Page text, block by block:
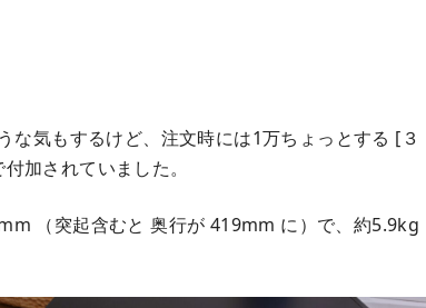
な気もするけど、注文時には1万ちょっとする [３
加されていました。
（突起含むと 奥行が 419mm に）で、約5.9kg